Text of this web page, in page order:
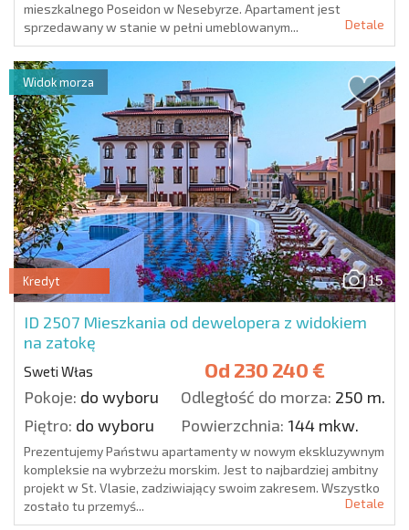
mieszkalnego Poseidon w Nesebyrze. Apartament jest
sprzedawany w stanie w pełni umeblowanym...
Detale
15
Kredyt
ID 2507 Mieszkania od dewelopera z widokiem
na zatokę
Sweti Włas Od 230 240 €
Pokoje: do wyboru Odległość do morza: 250 m.
Piętro: do wyboru Powierzchnia: 144 mkw.
Widok morza
Prezentujemy Państwu apartamenty w nowym ekskluzywnym
kompleksie na wybrzeżu morskim. Jest to najbardziej ambitny
projekt w St. Vlasie, zadziwiający swoim zakresem. Wszystko
zostało tu przemyś...
Detale